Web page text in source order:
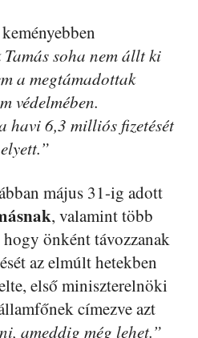
Tamás soha nem állt ki
a megtámadottak
védelmében.
havi 6,3 milliós fizetését
május 31-ig adott
, valamint több
önként távozzanak
az elmúlt hetekben
első miniszterelnöki
címezve azt
ameddig még lehet.”